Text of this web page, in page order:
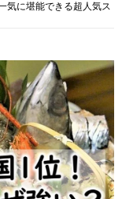
気に堪能できる超人気ス